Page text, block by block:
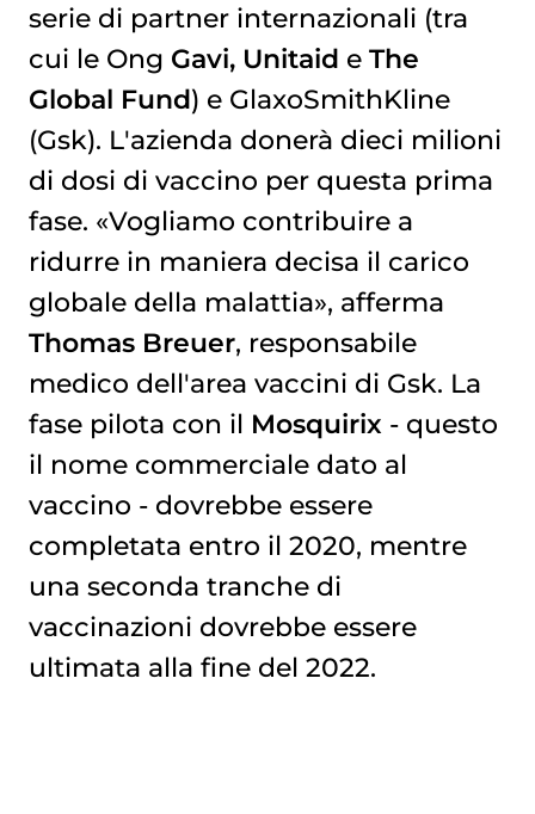
serie di partner internazionali (tra
cui le Ong Gavi, Unitaid e The
Global Fund) e GlaxoSmithKline
(Gsk). L'azienda donerà dieci milioni
di dosi di vaccino per questa prima
fase. «Vogliamo contribuire a
ridurre in maniera decisa il carico
globale della malattia», afferma
Thomas Breuer, responsabile
medico dell'area vaccini di Gsk. La
fase pilota con il Mosquirix - questo
il nome commerciale dato al
vaccino - dovrebbe essere
completata entro il 2020, mentre
una seconda tranche di
vaccinazioni dovrebbe essere
ultimata alla fine del 2022.